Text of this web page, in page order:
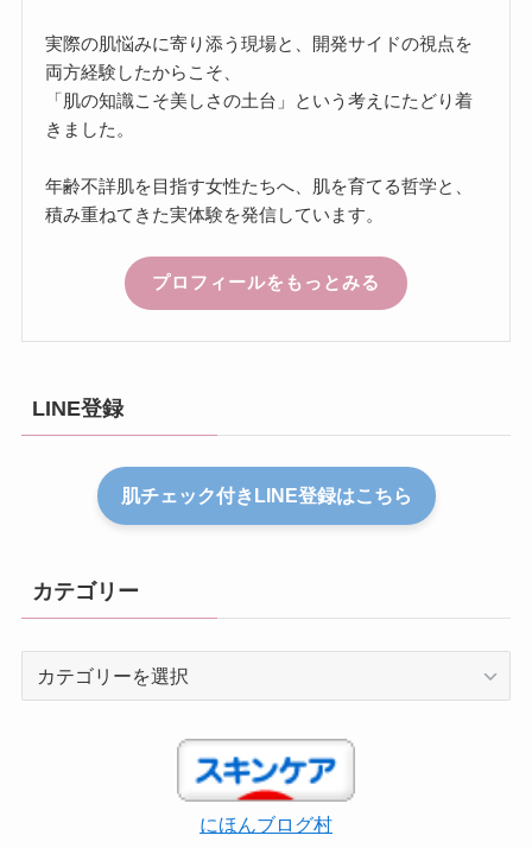
実際の肌悩みに寄り添う現場と、開発サイドの視点を
両方経験したからこそ、
「肌の知識こそ美しさの土台」という考えにたどり着
きました。
年齢不詳肌を目指す女性たちへ、肌を育てる哲学と、
積み重ねてきた実体験を発信しています。
プロフィールをもっとみる
LINE登録
肌チェック付きLINE登録はこちら
カテゴリー
にほんブログ村